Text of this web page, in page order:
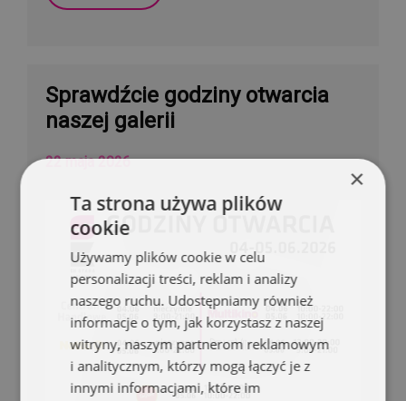
Sprawdźcie godziny otwarcia
naszej galerii
22 maja 2026
×
Ta strona używa plików
cookie
Używamy plików cookie w celu
personalizacji treści, reklam i analizy
naszego ruchu. Udostępniamy również
informacje o tym, jak korzystasz z naszej
witryny, naszym partnerom reklamowym
i analitycznym, którzy mogą łączyć je z
innymi informacjami, które im